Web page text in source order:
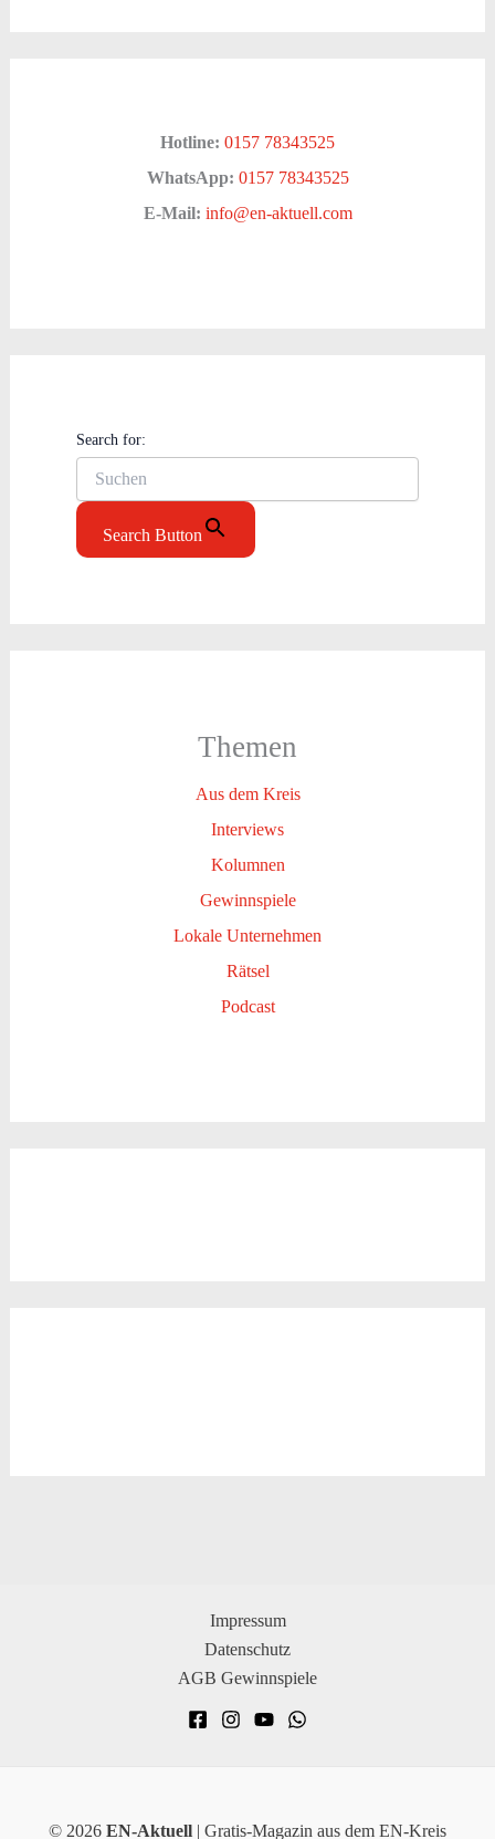
Hotline: 0157 78343525
WhatsApp: 0157 78343525
E-Mail: info@en-aktuell.com
Search for:
Search Button
Themen
Aus dem Kreis
Interviews
Kolumnen
Gewinnspiele
Lokale Unternehmen
Rätsel
Podcast
Impressum
Datenschutz
AGB Gewinnspiele
© 2026 EN-Aktuell | Gratis-Magazin aus dem EN-Kreis